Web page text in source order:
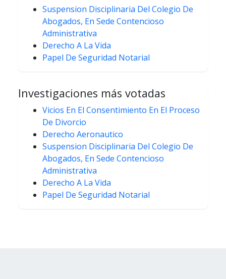
Suspension Disciplinaria Del Colegio De
Abogados, En Sede Contencioso
Administrativa
Derecho A La Vida
Papel De Seguridad Notarial
Investigaciones más votadas
Vicios En El Consentimiento En El Proceso
De Divorcio
Derecho Aeronautico
Suspension Disciplinaria Del Colegio De
Abogados, En Sede Contencioso
Administrativa
Derecho A La Vida
Papel De Seguridad Notarial